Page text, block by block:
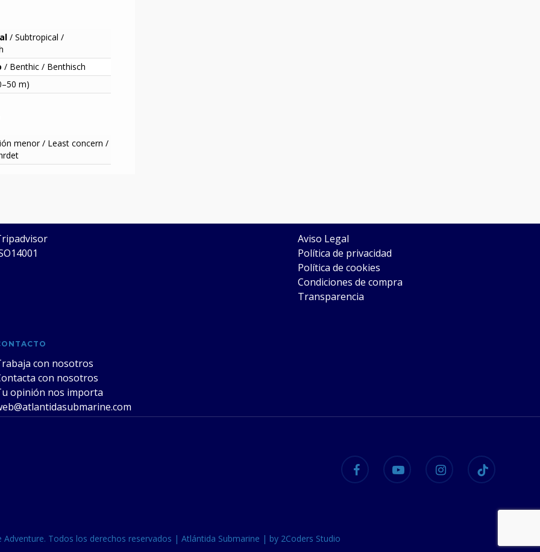
/ Subtropical /
/ Benthic / Benthisch
m)
menor / Least concern /
Aviso Legal
Política de privacidad
Política de cookies
Condiciones de compra
Transparencia
con nosotros
con nosotros
opinión nos importa
facebook youtube instagram tiktok
Adventure. Todos los derechos reservados | Atlántida Submarine | by 2Coders Studio